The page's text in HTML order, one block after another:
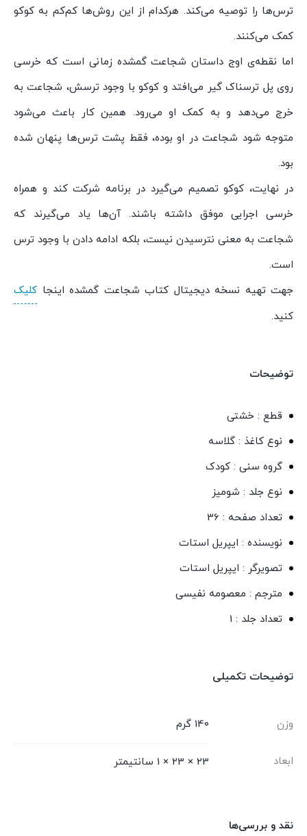
ترس‌ها را توصیه می‌کند. هرکدام از این روش‌ها کم‌کم به کوکو
کمک می‌کنند.
اما نقطه‌ی اوج داستان شجاعت گمشده زمانی است که خرسی
روی پل ترسناک گیر می‌افتد و کوکو با وجود ترسش، شجاعت به
خرج می‌دهد و به کمک او می‌رود. همین کار باعث می‌شود
متوجه شود شجاعت در او بوده، فقط پشت ترس‌ها پنهان شده
بود.
در نهایت، کوکو تصمیم می‌گیرد در برنامه شرکت کند و همراه
خرسی اجرایی موفق داشته باشند. آن‌ها یاد می‌گیرند که
شجاعت به معنی نترسیدن نیست، بلکه ادامه دادن با وجود ترس
است.
جهت تهیه نسخه دیجیتال کتاب شجاعت گمشده اینجا کلیک
کنید.
توضیحات
قطع : خشتی
نوع کاغذ : گلاسه
گروه سنی : کودک
نوع جلد : شومیز
تعداد صفحه : 36
نویسنده : ایپریل استات
تصویرگر : ایپریل استات
مترجم : معصومه نفیسی
تعداد جلد : 1
توضیحات تکمیلی
وزن 140 گرم
ابعاد 23 × 23 × 1 سانتیمتر
نقد و بررسی‌ها